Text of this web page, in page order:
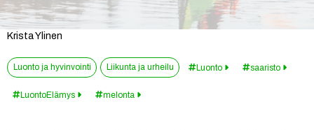
Krista Ylinen
Luonto ja hyvinvointi Liikunta ja urheilu Luonto saaristo
LuontoElämys melonta